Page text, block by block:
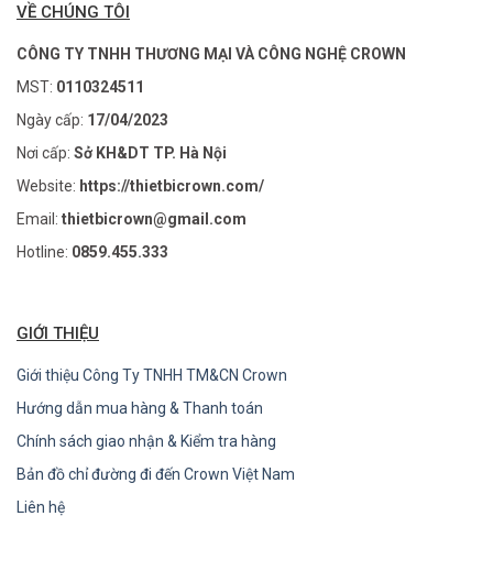
VỀ CHÚNG TÔI
CÔNG TY TNHH THƯƠNG MẠI VÀ CÔNG NGHỆ CROWN
MST: 0110324511
Ngày cấp: 17/04/2023
Nơi cấp: Sở KH&DT TP. Hà Nội
Website: https://thietbicrown.com/
Email: thietbicrown@gmail.com
Hotline: 0859.455.333
GIỚI THIỆU
Giới thiệu Công Ty TNHH TM&CN Crown
Hướng dẫn mua hàng & Thanh toán
Chính sách giao nhận & Kiểm tra hàng
Bản đồ chỉ đường đi đến Crown Việt Nam
Liên hệ